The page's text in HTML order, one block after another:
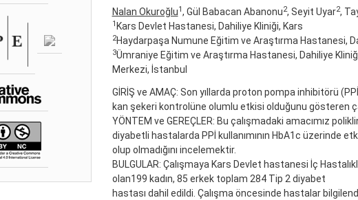
Nalan Okuroğlu1, Gül Babacan Abanonu2, Seyit Uyar2,
1 Kars Devlet Hastanesi, Dahiliye Kliniği, Kars
2Haydarpaşa Numune Eğitim ve Araştırma Hastanesi,
3Ümraniye Eğitim ve Araştırma Hastanesi, Dahiliye
Merkezi, İstanbul
GİRİŞ ve AMAÇ: Son yıllarda proton pompa inhibitörü
kan şekeri kontrolüne olumlu etkisi olduğunu gösteren
YÖNTEM ve GEREÇLER: Bu çalışmadaki amacımız
diyabetli hastalarda PPİ kullanımının HbA1c üzerinde
olup olmadığını incelemektir.
BULGULAR: Çalışmaya Kars Devlet hastanesi İç
olan199 kadın, 85 erkek toplam 284 Tip 2 diyabet
hastası dahil edildi. Çalışma öncesinde hastalar